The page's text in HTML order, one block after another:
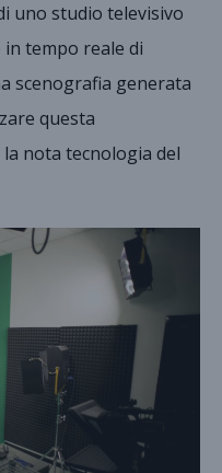
uno studio televisivo
tempo reale di
scenografia generata
questa
nota tecnologia del